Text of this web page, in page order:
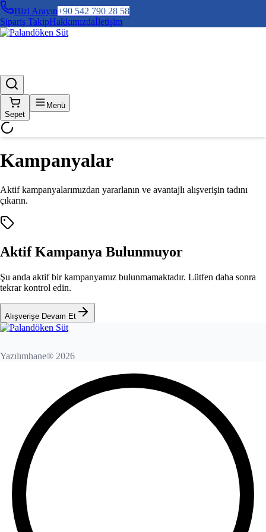
Bizi Arayın+90 542 790 28 58
Sipariş TakipHakkımızdaİletişim
Sepet
Menü
Kampanyalar
Aktif kampanyalarımızdan yararlanın ve avantajlı alışverişin tadını
çıkarın.
Aktif Kampanya Bulunmuyor
Şu anda aktif bir kampanyamız bulunmamaktadır. Lütfen daha sonra
tekrar kontrol edin.
Alışverişe Devam Et
Yazılımhane® 2026